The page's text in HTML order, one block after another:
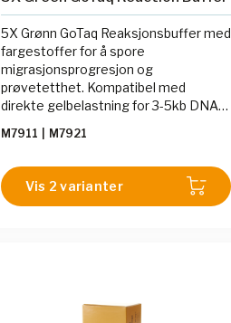
5X Grønn GoTaq Reaksjonsbuffer med
fargestoffer for å spore
migrasjonsprogresjon og
prøvetetthet. Kompatibel med
direkte gelbelastning for 3-5kb DNA-
M7911 M7921
Vis 2 varianter